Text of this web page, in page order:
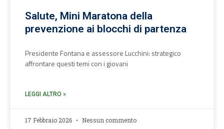
Salute, Mini Maratona della
prevenzione ai blocchi di partenza
Presidente Fontana e assessore Lucchini: strategico
affrontare questi temi con i giovani
LEGGI ALTRO »
17 Febbraio 2026 Nessun commento